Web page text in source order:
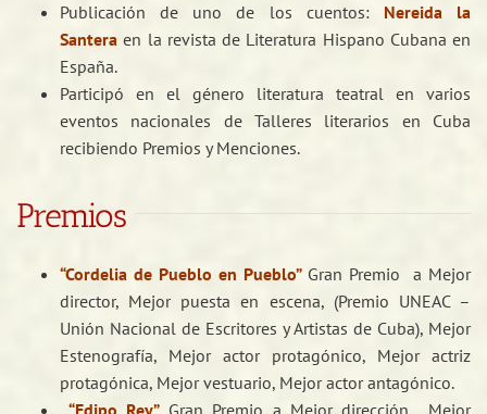
Publicación de uno de los cuentos:Nereida la
Santera en la revista de Literatura Hispano Cubana en
España.
Participó en el género literatura teatral en varios
eventos nacionales de Talleres literarios en Cuba
recibiendo Premios y Menciones.
Premios
“Cordelia de Pueblo en Pueblo”Gran Premio a Mejor
director, Mejor puesta en escena, (Premio UNEAC –
Unión Nacional de Escritores y Artistas de Cuba), Mejor
Estenografía, Mejor actor protagónico, Mejor actriz
protagónica, Mejor vestuario, Mejor actor antagónico.